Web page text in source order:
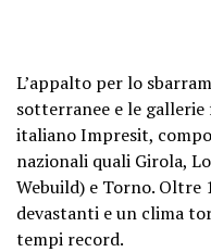
L’appalto per lo
sotterranee e le
italiano Impresit,
nazionali quali Girola,
Webuild) e Torno. Oltre
devastanti e un clima
tempi record.